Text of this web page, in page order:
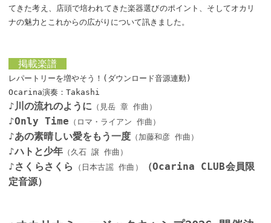
てきた考え、店頭で培われてきた楽器選びのポイント、そしてオカリ
ナの魅力とこれからの広がりについて訊きました。
掲載楽譜
レパートリーを増やそう！(ダウンロード音源連動)
Ocarina演奏：Takashi
♪川の流れのように （見岳 章 作曲）
♪Only Time （ロマ・ライアン 作曲）
♪あの素晴しい愛をもう一度（加藤和彦 作曲）
♪ハトと少年（久石 譲 作曲）
♪さくらさくら （日本古謡 作曲）
（Ocarina CLUB会員限
定音源）